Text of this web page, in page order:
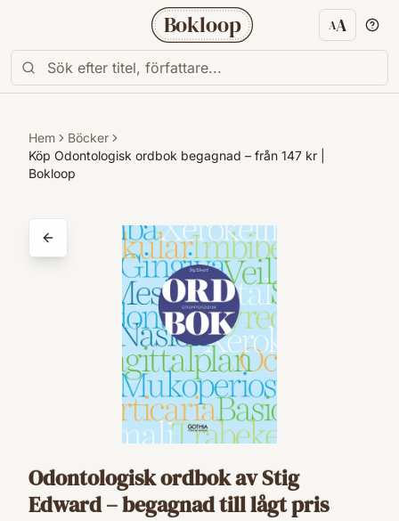
Bokloop AA
Hem
Böcker
Köp Odontologisk ordbok begagnad – från 147 kr |
Bokloop
Odontologisk ordbok av Stig
Edward – begagnad till lågt pris